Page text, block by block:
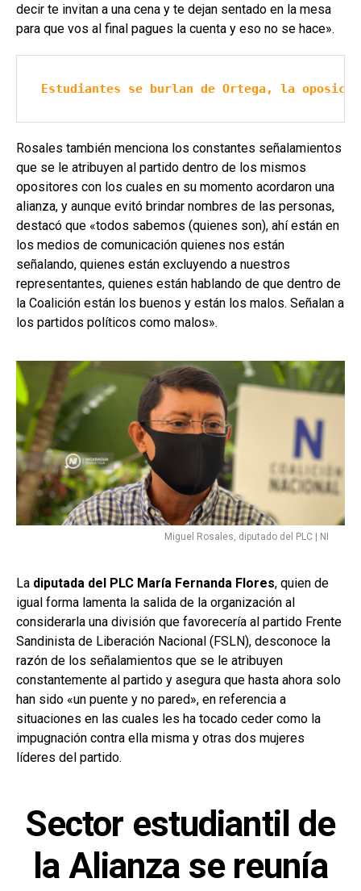
decir te invitan a una cena y te dejan sentado en la mesa
para que vos al final pagues la cuenta y eso no se hace».
Estudiantes se burlan de Ortega, la
Rosales también menciona los constantes señalamientos
que se le atribuyen al partido dentro de los mismos
opositores con los cuales en su momento acordaron una
alianza, y aunque evitó brindar nombres de las personas,
destacó que «todos sabemos (quienes son), ahí están en
los medios de comunicación quienes nos están
señalando, quienes están excluyendo a nuestros
representantes, quienes están hablando de que dentro de
la Coalición están los buenos y están los malos. Señalan a
los partidos políticos como malos».
Miguel Rosales, diputado del PLC | NI
La diputada del PLC María Fernanda Flores, quien de
igual forma lamenta la salida de la organización al
considerarla una división que favorecería al partido Frente
Sandinista de Liberación Nacional (FSLN), desconoce la
razón de los señalamientos que se le atribuyen
constantemente al partido y asegura que hasta ahora solo
han sido «un puente y no pared», en referencia a
situaciones en las cuales les ha tocado ceder como la
impugnación contra ella misma y otras dos mujeres
líderes del partido.
Sector estudiantil de
la Alianza se reunía